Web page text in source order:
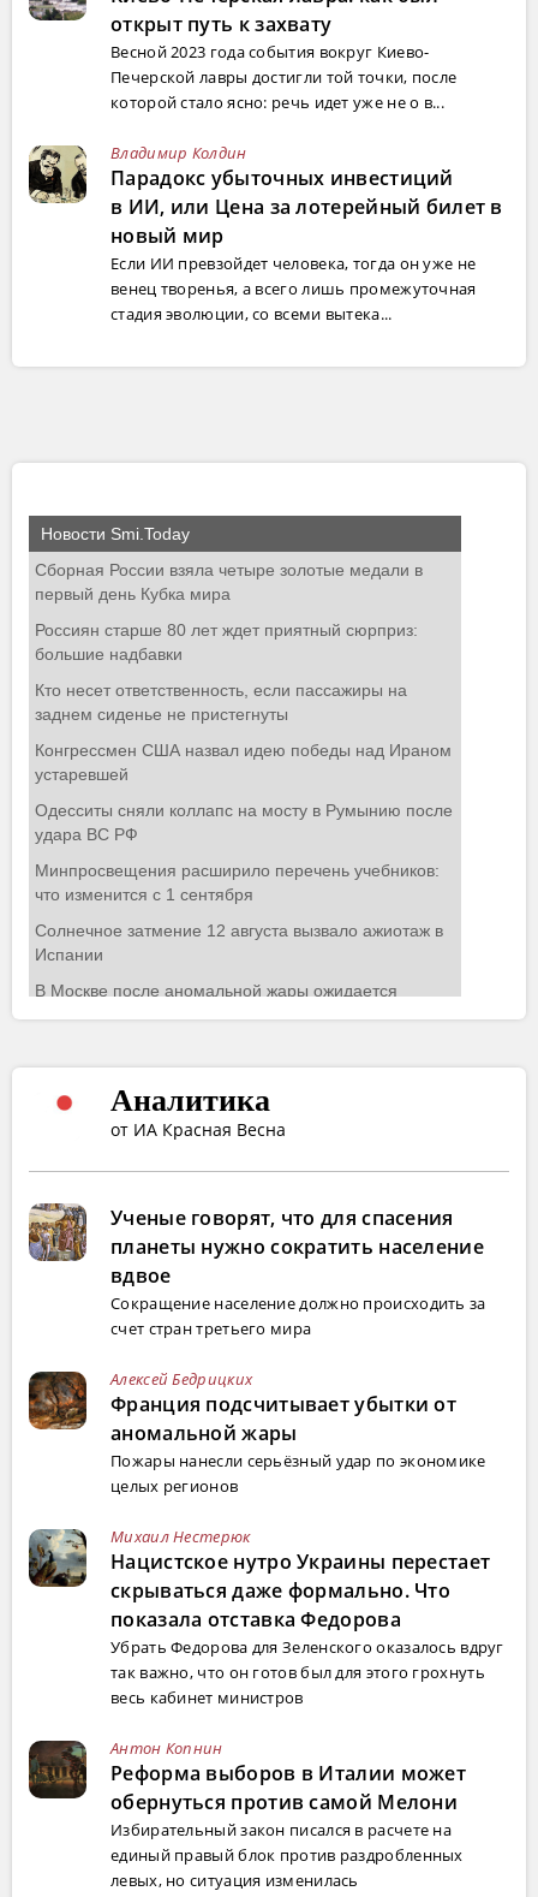
открыт путь к захвату
Весной 2023 года события вокруг Киево-
Печерской лавры достигли той точки, после
которой стало ясно: речь идет уже не о в...
Владимир Колдин
Парадокс убыточных инвестиций
в ИИ, или Цена за лотерейный билет в
новый мир
Если ИИ превзойдет человека, тогда он уже не
венец творенья, а всего лишь промежуточная
стадия эволюции, со всеми вытека...
Аналитика
от ИА Красная Весна
Ученые говорят, что для спасения
планеты нужно сократить население
вдвое
Сокращение население должно происходить за
счет стран третьего мира
Алексей Бедрицких
Франция подсчитывает убытки от
аномальной жары
Пожары нанесли серьёзный удар по экономике
целых регионов
Михаил Нестерюк
Нацистское нутро Украины перестает
скрываться даже формально. Что
показала отставка Федорова
Убрать Федорова для Зеленского оказалось вдруг
так важно, что он готов был для этого грохнуть
весь кабинет министров
Антон Копнин
Реформа выборов в Италии может
обернуться против самой Мелони
Избирательный закон писался в расчете на
единый правый блок против раздробленных
левых, но ситуация изменилась